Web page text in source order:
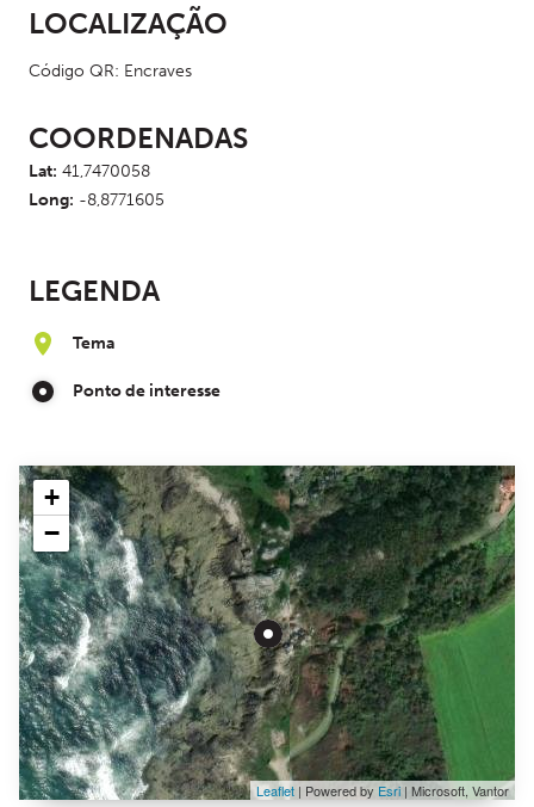
LOCALIZAÇÃO
Código QR: Encraves
COORDENADAS
Lat: 41,7470058
Long: -8,8771605
LEGENDA
Tema
Ponto de interesse
+
−
Leaflet | Powered by Esri | Microsoft, Vantor